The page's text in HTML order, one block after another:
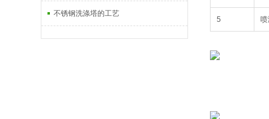
不锈钢洗涤塔的工艺
5